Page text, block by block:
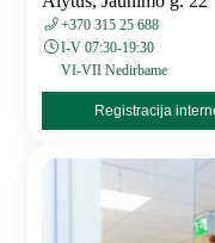
+370 315 25 688
I-V 07:30-19:30
VI-VII Nedirbame
Registracija